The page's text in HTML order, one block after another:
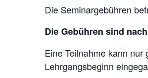
Die Seminargebühren
Die Gebühren sind
Eine Teilnahme kann
Lehrgangsbeginn